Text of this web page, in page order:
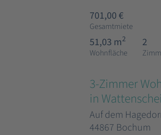
701,00 €
Gesamtmiete
51,03 m2
Wohnfläche
2
3-Zimmer
in
Auf dem
44867 Bochum